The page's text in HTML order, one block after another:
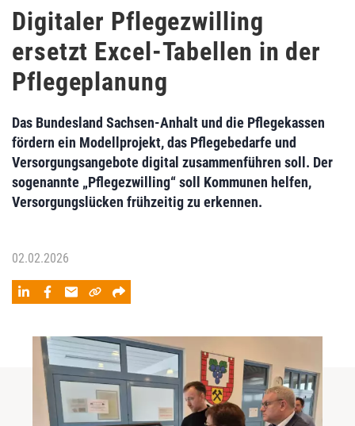
Digitaler Pflegezwilling
ersetzt Excel-Tabellen in der
Pflegeplanung
Das Bundesland Sachsen-Anhalt und die Pflegekassen
fördern ein Modellprojekt, das Pflegebedarfe und
Versorgungsangebote digital zusammenführen soll. Der
sogenannte „Pflegezwilling“ soll Kommunen helfen,
Versorgungslücken frühzeitig zu erkennen.
02.02.2026